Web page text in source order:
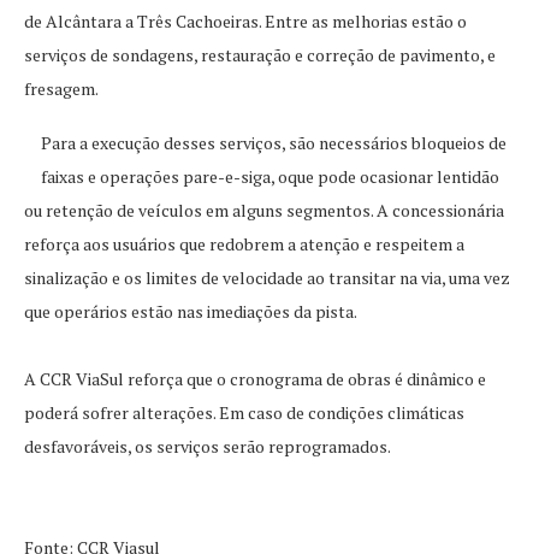
de Alcântara a Três Cachoeiras. Entre as melhorias estão o
serviços de sondagens, restauração e correção de pavimento, e
fresagem.
Para a execução desses serviços, são necessários bloqueios de
faixas e operações pare-e-siga, oque pode ocasionar lentidão
ou retenção de veículos em alguns segmentos. A concessionária
reforça aos usuários que redobrem a atenção e respeitem a
sinalização e os limites de velocidade ao transitar na via, uma vez
que operários estão nas imediações da pista.
A CCR ViaSul reforça que o cronograma de obras é dinâmico e
poderá sofrer alterações. Em caso de condições climáticas
desfavoráveis, os serviços serão reprogramados.
Fonte: CCR Viasul